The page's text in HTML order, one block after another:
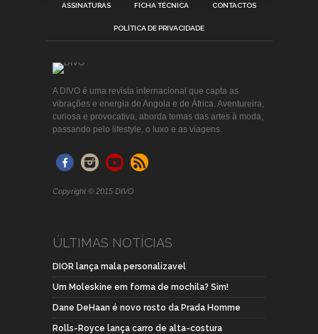
ASSINATURAS FICHA TÉCNICA CONTACTOS
POLÍTICA DE PRIVACIDADE
A DIVO é uma revista internacional que capta as
vibrações e energia de Angola e de África. Aventureira,
curiosa e provocativa, aborda temas das artes à moda,
passando pelo lifestyle, o luxo e as viagens.
Copyright © 2015 DIVO
ÚLTIMAS NOTÍCIAS
DIOR lança mala personalizavel
Um Moleskine em forma de mochila? Sim!
Dane DeHaan é novo rosto da Prada Homme
Rolls-Royce lança carro de alta-costura